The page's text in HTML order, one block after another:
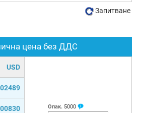
цена без ДДС
USD
Опак. 5000
Запитване